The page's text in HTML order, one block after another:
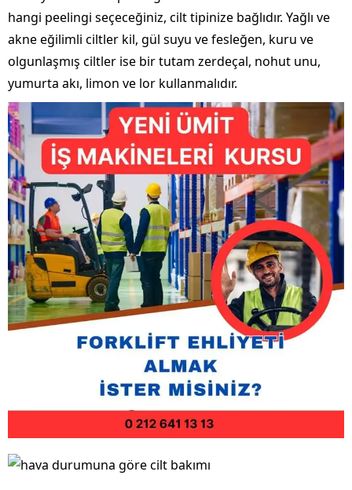
hangi peelingi seçeceğiniz, cilt tipinize bağlıdır. Yağlı ve
akne eğilimli ciltler kil, gül suyu ve fesleğen, kuru ve
olgunlaşmış ciltler ise bir tutam zerdeçal, nohut unu,
yumurta akı, limon ve lor kullanmalıdır.